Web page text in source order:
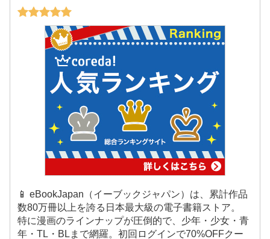
📱 eBookJapan（イーブックジャパン）は、累計作品
数80万冊以上を誇る日本最大級の電子書籍ストア。
特に漫画のラインナップが圧倒的で、少年・少女・青
年・TL・BLまで網羅。初回ログインで70%OFFクー